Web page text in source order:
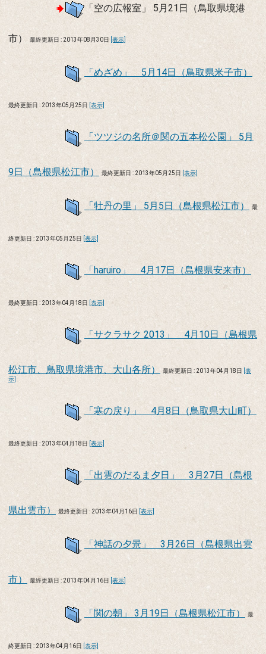
「空の広報室」 5月21日（鳥取県境港
市） 最終更新日 : 2013年08月30日 [表示]
「めざめ」 5月14日（鳥取県米子市）
最終更新日 : 2013年05月25日 [表示]
「ツツジの名所＠関の五本松公園」 5月
9日（島根県松江市） 最終更新日 : 2013年05月25日 [表示]
「牡丹の里」 5月5日（島根県松江市） 最
終更新日 : 2013年05月25日 [表示]
「haruiro」 4月17日（島根県安来市）
最終更新日 : 2013年04月18日 [表示]
「サクラサク 2013」 4月10日（島根県
松江市、鳥取県境港市、大山各所） 最終更新日 : 2013年04月18日
[表
示]
「寒の戻り」 4月8日（鳥取県大山町）
最終更新日 : 2013年04月18日 [表示]
「出雲のだるま夕日」 3月27日（島根
県出雲市） 最終更新日 : 2013年04月16日 [表示]
「神話の夕景」 3月26日（島根県出雲
市） 最終更新日 : 2013年04月16日 [表示]
「関の朝」 3月19日（島根県松江市） 最
終更新日 : 2013年04月16日 [表示]